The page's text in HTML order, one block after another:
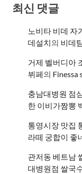
최신 댓글
노비타 비데 자
데설치의 비데
거제 벨버디아
뷔페의 ​Finessa
충남대병원 점
한 이비가짬뽕
통영시장 맛집
라떼 궁합이 좋
관저동 베트남
대병원점 쌀국